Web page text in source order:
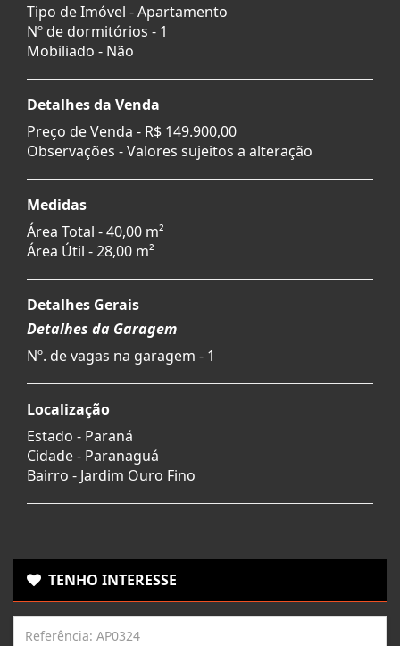
Tipo de Imóvel - Apartamento
Nº de dormitórios - 1
Mobiliado - Não
Detalhes da Venda
Preço de Venda - R$ 149.900,00
Observações - Valores sujeitos a alteração
Medidas
Área Total - 40,00 m²
Área Útil - 28,00 m²
Detalhes Gerais
Detalhes da Garagem
Nº. de vagas na garagem - 1
Localização
Estado - Paraná
Cidade - Paranaguá
Bairro - Jardim Ouro Fino
TENHO INTERESSE